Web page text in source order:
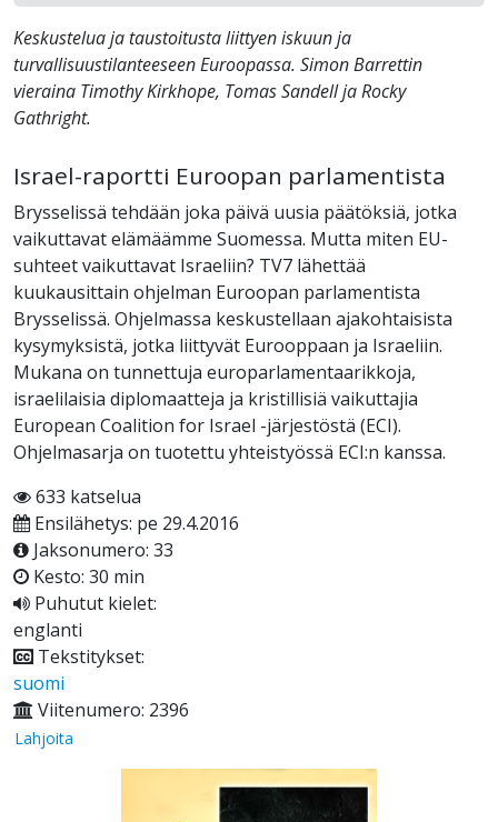
Keskustelua ja taustoitusta liittyen iskuun ja
turvallisuustilanteeseen Euroopassa. Simon Barrettin
vieraina Timothy Kirkhope, Tomas Sandell ja Rocky
Gathright.
Israel-raportti Euroopan parlamentista
Brysselissä tehdään joka päivä uusia päätöksiä, jotka
vaikuttavat elämäämme Suomessa. Mutta miten EU-
suhteet vaikuttavat Israeliin? TV7 lähettää
kuukausittain ohjelman Euroopan parlamentista
Brysselissä. Ohjelmassa keskustellaan ajakohtaisista
kysymyksistä, jotka liittyvät Eurooppaan ja Israeliin.
Mukana on tunnettuja europarlamentaarikkoja,
israelilaisia diplomaatteja ja kristillisiä vaikuttajia
European Coalition for Israel -järjestöstä (ECI).
Ohjelmasarja on tuotettu yhteistyössä ECI:n kanssa.
633 katselua
Ensilähetys: pe 29.4.2016
Jaksonumero: 33
Kesto: 30 min
Puhutut kielet:
englanti
Tekstitykset:
suomi
Viitenumero: 2396
Lahjoita